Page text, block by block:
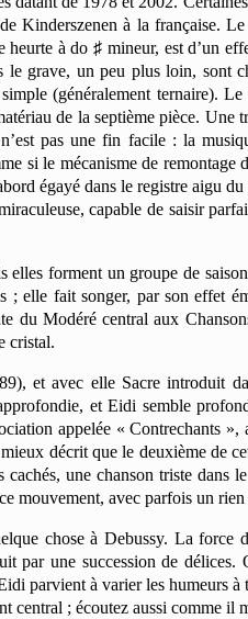
Kinderszenen à la française.
à do ♯ mineur, est d’un
grave, un peu plus loin, sont
(généralement ternaire).
de la septième pièce. Une
pas une fin facile : la
si le mécanisme de remontage
égayé dans le registre aigu
capable de saisir
forment un groupe de
; elle fait songer, par son effet
du Modéré central aux
cristal.
et avec elle Sacre introduit
et Eidi semble
appelée « Contrechants
décrit que le deuxième de
une chanson triste dans
mouvement, avec parfois un rien
chose à Debussy. La force
une succession de délices.
parvient à varier les humeurs à
central ; écoutez aussi comme il